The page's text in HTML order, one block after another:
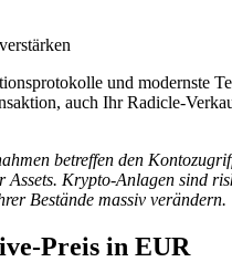
und modernste
auch Ihr Radicle-
betreffen den
Assets. Krypto-Anlagen sind
Bestände massiv verändern.
Preis in EUR